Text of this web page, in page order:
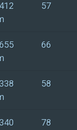
57
66
58
78